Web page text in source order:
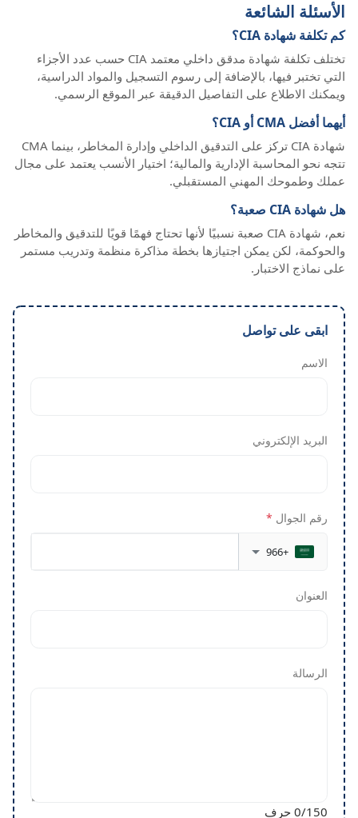
الأسئلة الشائعة
كم تكلفة شهادة CIA؟
تختلف تكلفة شهادة مدقق داخلي معتمد CIA حسب عدد الأجزاء
التي تختبر فيها، بالإضافة إلى رسوم التسجيل والمواد الدراسية،
ويمكنك الاطلاع على التفاصيل الدقيقة عبر الموقع الرسمي.
أيهما أفضل CMA أو CIA؟
شهادة CIA تركز على التدقيق الداخلي وإدارة المخاطر، بينما CMA
تتجه نحو المحاسبة الإدارية والمالية؛ اختيار الأنسب يعتمد على مجال
عملك وطموحك المهني المستقبلي.
هل شهادة CIA صعبة؟
نعم، شهادة CIA صعبة نسبيًا لأنها تحتاج فهمًا قويًا للتدقيق والمخاطر
والحوكمة، لكن يمكن اجتيازها بخطة مذاكرة منظمة وتدريب مستمر
على نماذج الاختبار.
ابقى على تواصل
الاسم
البريد الإلكتروني
رقم الجوال *
+966
العنوان
الرسالة
0/150 حرف